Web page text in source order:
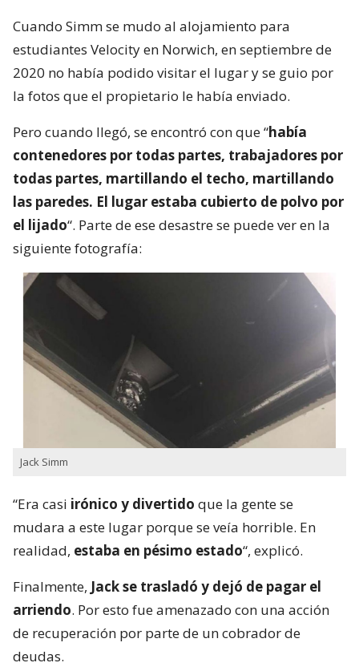
Cuando Simm se mudo al alojamiento para
estudiantes Velocity en Norwich, en septiembre de
2020 no había podido visitar el lugar y se guio por
la fotos que el propietario le había enviado.
Pero cuando llegó, se encontró con que “había
contenedores por todas partes, trabajadores por
todas partes, martillando el techo, martillando
las paredes. El lugar estaba cubierto de polvo por
el lijado“. Parte de ese desastre se puede ver en la
siguiente fotografía:
Jack Simm
“Era casi irónico y divertido que la gente se
mudara a este lugar porque se veía horrible. En
realidad, estaba en pésimo estado“, explicó.
Finalmente, Jack se trasladó y dejó de pagar el
arriendo. Por esto fue amenazado con una acción
de recuperación por parte de un cobrador de
deudas.